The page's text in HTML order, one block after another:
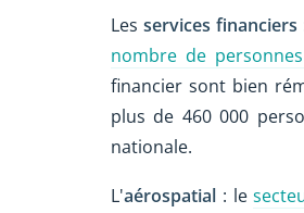
Les services financiers
nombre de
financier sont bien
plus de 460 000
nationale.
L'aérospatial : le